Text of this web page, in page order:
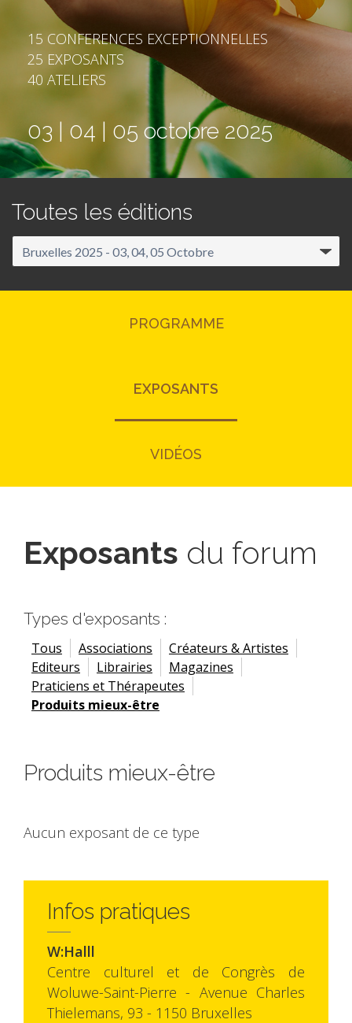
15 CONFERENCES EXCEPTIONNELLES
25 EXPOSANTS
40 ATELIERS
03 | 04 | 05 octobre 2025
Toutes les éditions
PROGRAMME
EXPOSANTS
VIDÉOS
Exposants du forum
Types d'exposants :
Tous Associations
Créateurs & Artistes
Editeurs
Librairies
Magazines
Praticiens et Thérapeutes
Produits mieux-être
Produits mieux-être
Aucun exposant de ce type
Infos pratiques
W:Halll
Centre culturel et de Congrès de
Woluwe-Saint-Pierre - Avenue Charles
Thielemans, 93 - 1150 Bruxelles